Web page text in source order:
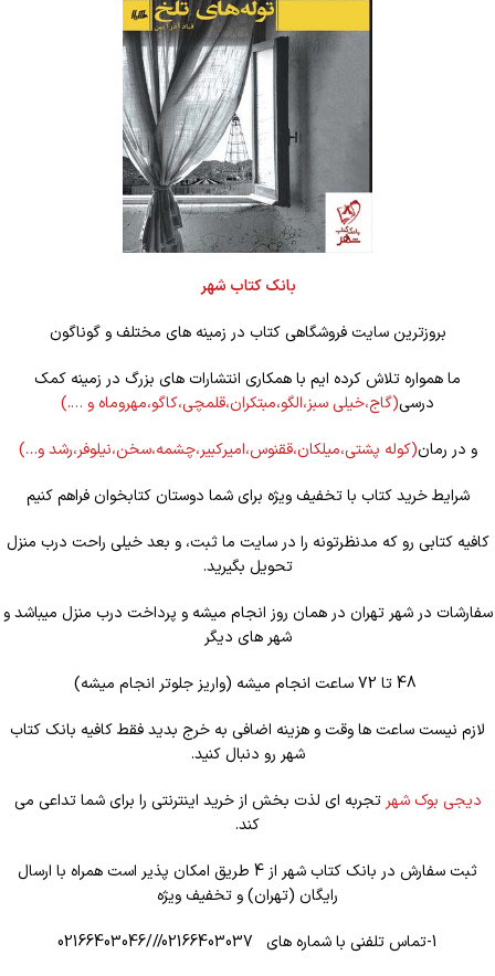
بانک کتاب شهر
بروزترین سایت فروشگاهی کتاب در زمینه های مختلف و گوناگون
ما همواره تلاش کرده ایم با همکاری انتشارات های بزرگ در زمینه کمک
درسی(گاج،خیلی سبز،الگو،مبتکران،قلمچی،کاگو،مهروماه و ….)
و در رمان(کوله پشتی،میلکان،ققنوس،امیرکبیر،چشمه،سخن،نیلوفر،رشد و…)
شرایط خرید کتاب با تخفیف ویژه برای شما دوستان کتابخوان فراهم کنیم
کافیه کتابی رو که مدنظرتونه را در سایت ما ثبت، و بعد خیلی راحت درب منزل
تحویل بگیرید.
سفارشات در شهر تهران در همان روز انجام میشه و پرداخت درب منزل میباشد و
شهر های دیگر
لازم نیست ساعت ها وقت و هزینه اضافی به خرج بدید فقط کافیه بانک کتاب
شهر رو دنبال کنید.
دیجی بوک شهر تجربه ای لذت بخش از خرید اینترنتی را برای شما تداعی می
کند.
ثبت سفارش در بانک کتاب شهر از 4 طریق امکان پذیر است همراه با ارسال
رایگان (تهران) و تخفیف ویژه
1-تماس تلفنی با شماره های 02166403037///02166403046